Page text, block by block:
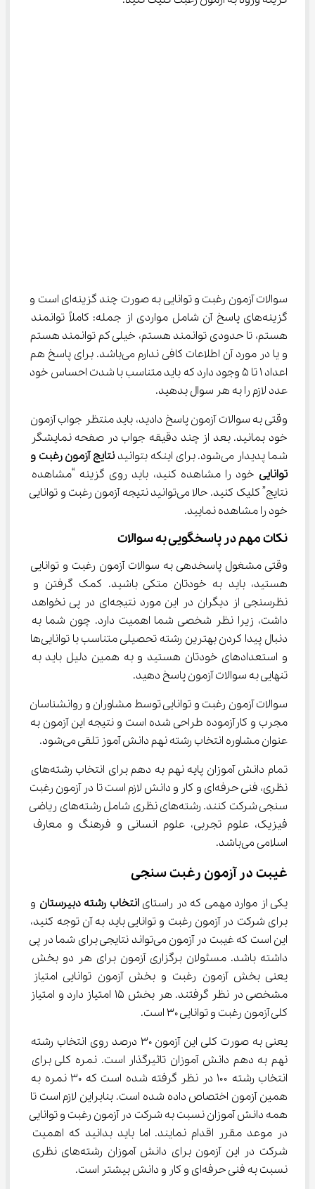
سوالات آزمون رغبت و توانایی به صورت چند گزینه‌ای است و
گزینه‌های پاسخ آن شامل مواردی از جمله: کاملاً توانمند
هستم، تا حدودی توانمند هستم، خیلی کم توانمند هستم
و یا در مورد آن اطلاعات کافی ندارم می‌باشد. برای پاسخ هم
اعداد ۱ تا ۵ وجود دارد که باید متناسب با شدت احساس خود
عدد لازم را به هر سوال بدهید.
وقتی به سوالات آزمون پاسخ دادید، باید منتظر جواب آزمون
خود بمانید. بعد از چند دقیقه جواب در صفحه نمایشگر
شما پدیدار می‌شود. برای اینکه بتوانید
نتایج آزمون رغبت و
توانایی خود را مشاهده کنید، باید روی گزینه “مشاهده
نتایج” کلیک کنید. حالا می‌توانید نتیجه آزمون رغبت و توانایی
خود را مشاهده نمایید.
نکات مهم در پاسخگویی به سوالات
وقتی مشغول پاسخدهی به سوالات آزمون رغبت و توانایی
هستید، باید به خودتان متکی باشید. کمک گرفتن و
نظرسنجی از دیگران در این مورد نتیجه‌ای در پی نخواهد
داشت، زیرا نظر شخصی شما اهمیت دارد. چون شما به
دنبال پیدا کردن بهترین رشته تحصیلی متناسب با توانایی‌ها
و استعدادهای خودتان هستید و به همین دلیل باید به
تنهایی به سوالات آزمون پاسخ دهید.
سوالات آزمون رغبت و توانایی توسط مشاوران و روانشناسان
مجرب و کارآزموده طراحی شده است و نتیجه این آزمون به
عنوان مشاوره انتخاب رشته نهم دانش آموز تلقی می‌شود.
تمام دانش آموزان پایه نهم به دهم برای انتخاب رشته‌های
نظری، فنی حرفه‌ای و کار و دانش لازم است تا در آزمون رغبت
سنجی شرکت کنند. رشته‌های نظری شامل رشته‌های ریاضی
فیزیک، علوم تجربی، علوم انسانی و فرهنگ و معارف
اسلامی می‌باشد.
غیبت در آزمون رغبت سنجی
یکی از موارد مهمی که در راستای انتخاب رشته دبیرستان و
برای شرکت در آزمون رغبت و توانایی باید به آن توجه کنید،
این است که غیبت در آزمون می‌تواند نتایجی برای شما در پی
داشته باشد.‌ مسئولان برگزاری آزمون برای هر دو بخش
یعنی بخش آزمون رغبت و بخش آزمون توانایی امتیاز
مشخصی در نظر گرفتند. هر بخش ۱۵ امتیاز دارد و امتیاز
کلی آزمون رغبت و توانایی ۳۰ است.
یعنی به صورت کلی این آزمون ۳۰ درصد روی انتخاب رشته
نهم به دهم دانش آموزان تاثیرگذار است. نمره کلی برای
انتخاب رشته ۱۰۰ در نظر گرفته شده است که ۳۰ نمره به
همین آزمون اختصاص داده شده است. بنابراین لازم است تا
همه دانش آموزان نسبت به شرکت در آزمون رغبت و توانایی
در موعد مقرر اقدام نمایند. اما باید بدانید که اهمیت
شرکت در این آزمون برای دانش آموزان رشته‌های نظری
نسبت به فنی حرفه‌ای و کار و دانش بیشتر است.